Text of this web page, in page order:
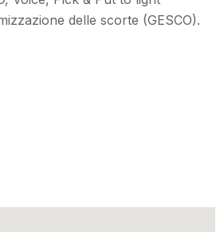
delle scorte (GESCO).